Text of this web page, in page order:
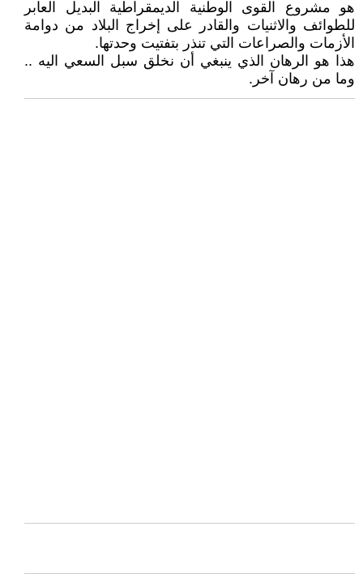
هو مشروع القوى الوطنية الديمقراطية البديل العابر
للطوائف والاثنيات والقادر على إخراج البلاد من دوامة
الأزمات والصراعات التي تنذر بتفتيت وحدتها.
هذا هو الرهان الذي ينبغي أن نخلق سبل السعي اليه ..
وما من رهان آخر.